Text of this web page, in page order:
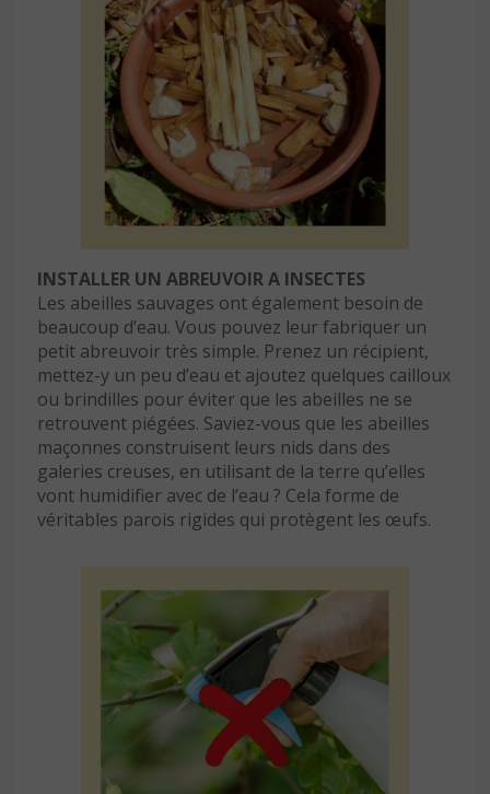
INSTALLER UN ABREUVOIR A INSECTES
Les abeilles sauvages ont également besoin de
beaucoup d’eau. Vous pouvez leur fabriquer un
petit abreuvoir très simple. Prenez un récipient,
mettez-y un peu d’eau et ajoutez quelques cailloux
ou brindilles pour éviter que les abeilles ne se
retrouvent piégées. Saviez-vous que les abeilles
maçonnes construisent leurs nids dans des
galeries creuses, en utilisant de la terre qu’elles
vont humidifier avec de l’eau ? Cela forme de
véritables parois rigides qui protègent les œufs.